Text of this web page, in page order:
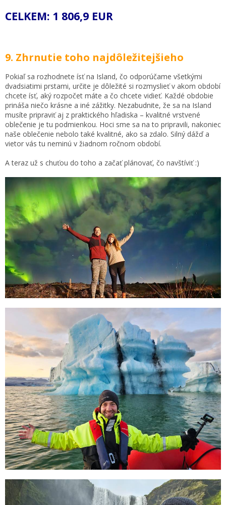
CELKEM: 1 806,9 EUR
9. Zhrnutie toho najdôležitejšieho
Pokiaľ sa rozhodnete ísť na Island, čo odporúčame všetkými
dvadsiatimi prstami, určite je dôležité si rozmyslieť v akom období
chcete ísť, aký rozpočet máte a čo chcete vidieť. Každé obdobie
prináša niečo krásne a iné zážitky. Nezabudnite, že sa na Island
musíte pripraviť aj z praktického hľadiska – kvalitné vrstvené
oblečenie je tu podmienkou. Hoci sme sa na to pripravili, nakoniec
naše oblečenie nebolo také kvalitné, ako sa zdalo. Silný dážď a
vietor vás tu neminú v žiadnom ročnom období.
A teraz už s chuťou do toho a začať plánovať, čo navštíviť :)